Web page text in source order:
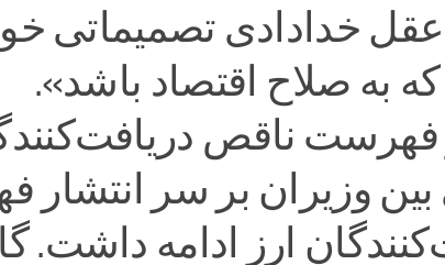
خدادادی تصمیماتی
به صلاح اقتصاد باشد».
فهرست ناقص
وزیران بر سر انتشار
ارز ادامه داشت.